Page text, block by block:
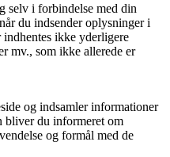
selv i forbindelse med din
du indsender oplysninger i
ikke yderligere
mv., som ikke allerede er
og indsamler informationer
bliver du informeret om
og formål med de